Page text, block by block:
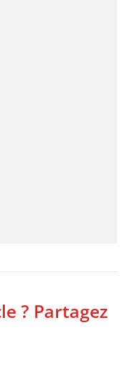
? Partagez